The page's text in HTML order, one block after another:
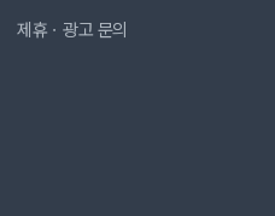
제휴ㆍ광고 문의